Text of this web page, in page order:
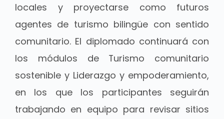
locales y proyectarse como futuros
agentes de turismo bilingüe con sentido
comunitario. El diplomado continuará con
los módulos de Turismo comunitario
sostenible y Liderazgo y empoderamiento,
en los que los participantes seguirán
trabajando en equipo para revisar sitios